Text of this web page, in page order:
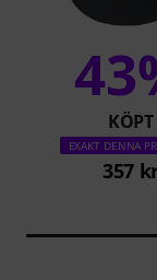
KÖPT
EXAKT DENNA
357